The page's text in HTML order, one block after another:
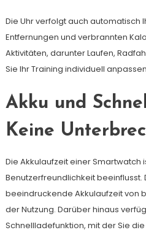
Die Uhr verfolgt auch automatisch
Entfernungen und verbrannten
Aktivitäten, darunter Laufen,
Sie Ihr Training individuell
Akku und
Keine
Die Akkulaufzeit einer Smartwatch
Benutzerfreundlichkeit beeinflusst.
beeindruckende Akkulaufzeit von
der Nutzung. Darüber hinaus
Schnellladefunktion, mit der Sie